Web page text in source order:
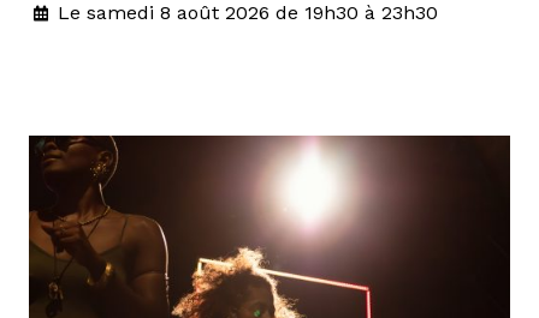
Le samedi 8 août 2026 de 19h30 à 23h30